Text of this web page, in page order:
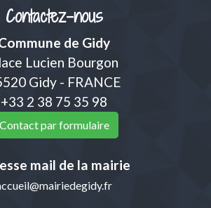
Contactez-nous
de Gidy
Lucien Bourgon
Gidy - FRANCE
+33 2 38 75 35 98
Contact par formulaire
mail de la mairie